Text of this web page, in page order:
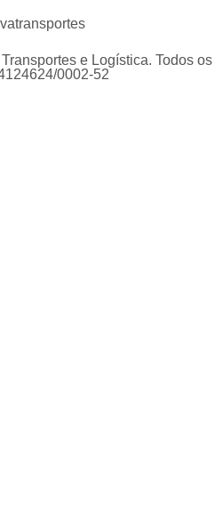
e Logística. Todos os
0002-52